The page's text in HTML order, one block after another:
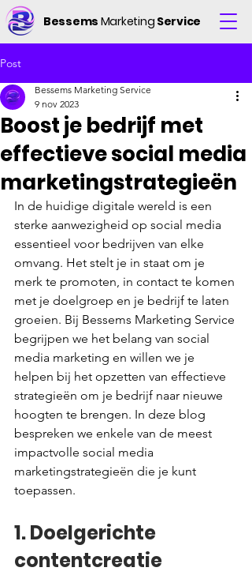
Bessems Marketing Service
Post
Boost je bedrijf met
effectieve social media
marketingstrategieën
Bessems Marketing Service
9 nov 2023
In de huidige digitale wereld is een
sterke aanwezigheid op social media
essentieel voor bedrijven van elke
omvang. Het stelt je in staat om je
merk te promoten, in contact te komen
met je doelgroep en je bedrijf te laten
groeien. Bij Bessems Marketing Service
begrijpen we het belang van social
media marketing en willen we je
helpen bij het opzetten van effectieve
strategieën om je bedrijf naar nieuwe
hoogten te brengen. In deze blog
bespreken we enkele van de meest
impactvolle social media
marketingstrategieën die je kunt
toepassen.
1. Doelgerichte
contentcreatie